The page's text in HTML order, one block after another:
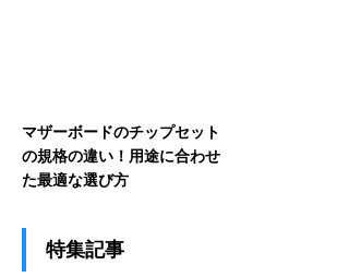
マザーボードのチップセット
の規格の違い！用途に合わせ
た最適な選び方
特集記事